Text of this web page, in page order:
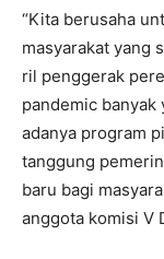
“Kita berusaha
masyarakat yang
ril penggerak
pandemic
adanya program
tanggung
baru bagi
anggota komisi V